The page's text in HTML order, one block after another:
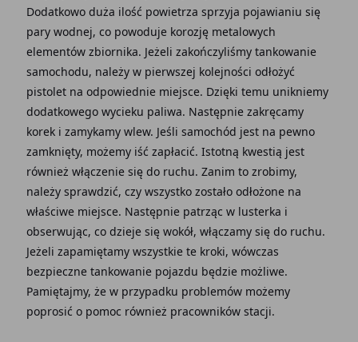
Dodatkowo duża ilość powietrza sprzyja pojawianiu się
pary wodnej, co powoduje korozję metalowych
elementów zbiornika. Jeżeli zakończyliśmy tankowanie
samochodu, należy w pierwszej kolejności odłożyć
pistolet na odpowiednie miejsce. Dzięki temu unikniemy
dodatkowego wycieku paliwa. Następnie zakręcamy
korek i zamykamy wlew. Jeśli samochód jest na pewno
zamknięty, możemy iść zapłacić. Istotną kwestią jest
również włączenie się do ruchu. Zanim to zrobimy,
należy sprawdzić, czy wszystko zostało odłożone na
właściwe miejsce. Następnie patrząc w lusterka i
obserwując, co dzieje się wokół, włączamy się do ruchu.
Jeżeli zapamiętamy wszystkie te kroki, wówczas
bezpieczne tankowanie pojazdu będzie możliwe.
Pamiętajmy, że w przypadku problemów możemy
poprosić o pomoc również pracowników stacji.